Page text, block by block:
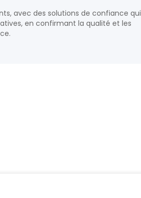
avec des solutions de confiance qui
en confirmant la qualité et les